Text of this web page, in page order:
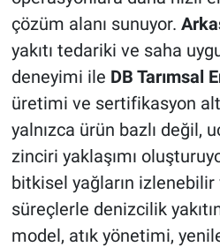
çözüm alanı sunuyor.
yakıtı tedariki ve saha
deneyimi ile DB Tarımsal
üretimi ve sertifikasyon
yalnızca ürün bazlı değil,
zinciri yaklaşımı
bitkisel yağların izlenebilir
süreçlerle denizcilik
model, atık yönetimi,